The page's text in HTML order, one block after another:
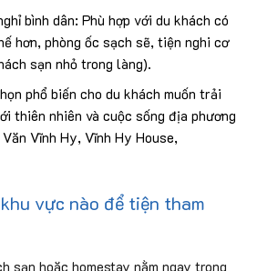
bình dân: Phù hợp với du khách có
hơn, phòng ốc sạch sẽ, tiện nghi cơ
sạn nhỏ trong làng).
phổ biến cho du khách muốn trải
thiên nhiên và cuộc sống địa phương
Vĩnh Hy, Vĩnh Hy House,
vực nào để tiện tham
sạn hoặc homestay nằm ngay trong